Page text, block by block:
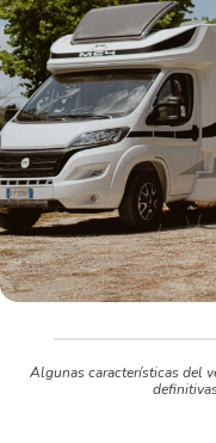
Algunas características del